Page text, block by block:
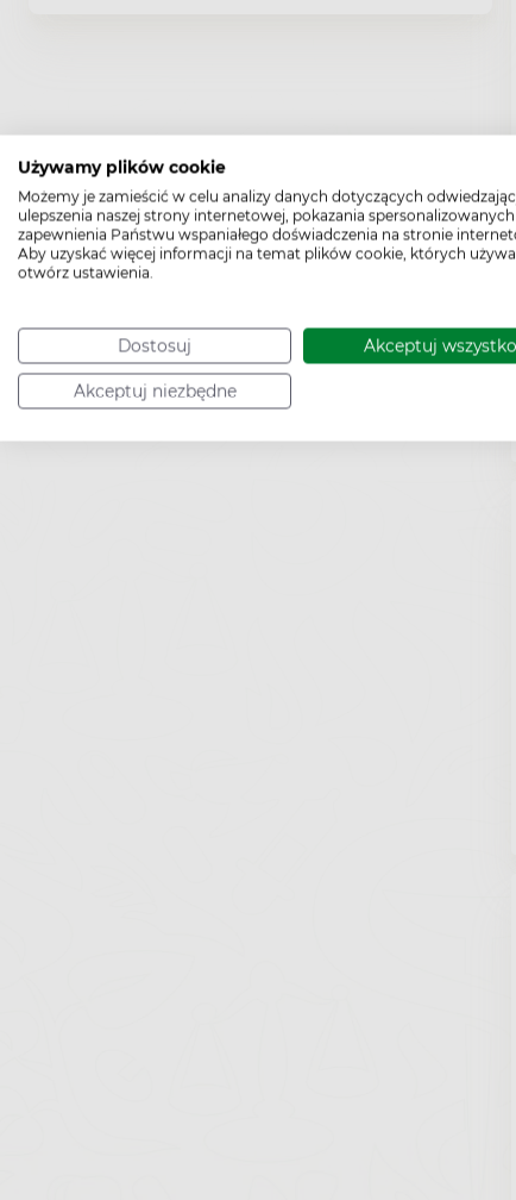
Używamy plików cookie
Możemy je zamieścić w celu analizy danych dotyczących
ulepszenia naszej strony internetowej, pokazania
zapewnienia Państwu wspaniałego doświadczenia na stronie
Aby uzyskać więcej informacji na temat plików cookie, których
otwórz ustawienia.
Dostosuj Akceptuj wszystko
Akceptuj niezbędne